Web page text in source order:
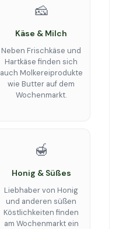
🧀
Käse & Milch
Neben Frischkäse und
Hartkäse finden sich
auch Molkereiprodukte
wie Butter auf dem
Wochenmarkt.
🍯
Honig & Süßes
Liebhaber von Honig
und anderen süßen
Köstlichkeiten finden
am Wochenmarkt ein